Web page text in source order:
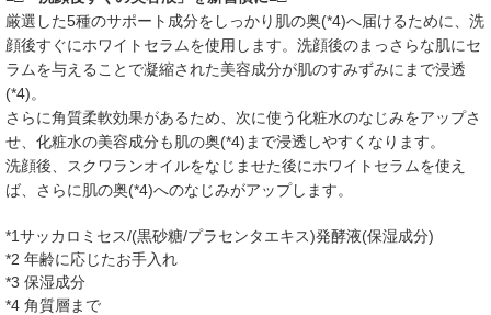
厳選した5種のサポート成分をしっかり肌の奥(*4)へ届けるために、洗
顔後すぐにホワイトセラムを使用します。洗顔後のまっさらな肌にセ
ラムを与えることで凝縮された美容成分が肌のすみずみにまで浸透
(*4)。
さらに角質柔軟効果があるため、次に使う化粧水のなじみをアップさ
せ、化粧水の美容成分も肌の奥(*4)まで浸透しやすくなります。
洗顔後、スクワランオイルをなじませた後にホワイトセラムを使え
ば、さらに肌の奥(*4)へのなじみがアップします。
*1サッカロミセス/(黒砂糖/プラセンタエキス)発酵液(保湿成分)
*2 年齢に応じたお手入れ
*3 保湿成分
*4 角質層まで